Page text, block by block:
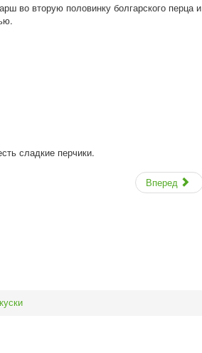
во вторую половинку болгарского перца и
сладкие перчики.
Вперед